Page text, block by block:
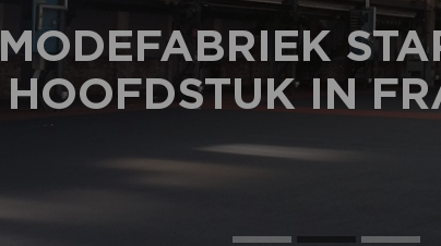
MODEFABRIEK
HOOFDSTUK IN